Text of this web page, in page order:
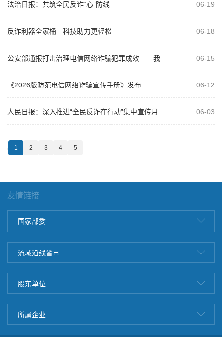
法治日报：共筑全民反诈“心”防线 06-19
反诈利器全家桶 科技助力更轻松 06-18
公安部通报打击治理电信网络诈骗犯罪成效——我
06-15
《2026版防范电信网络诈骗宣传手册》发布 06-12
人民日报：深入推进“全民反诈在行动”集中宣传月
06-03
1 2 3 4 5
友情链接
国家部委
流域沿线省市
股东单位
所属企业